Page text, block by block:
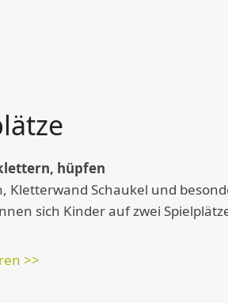
hüpfen
Kletterwand Schaukel und
sich Kinder auf zwei
>>